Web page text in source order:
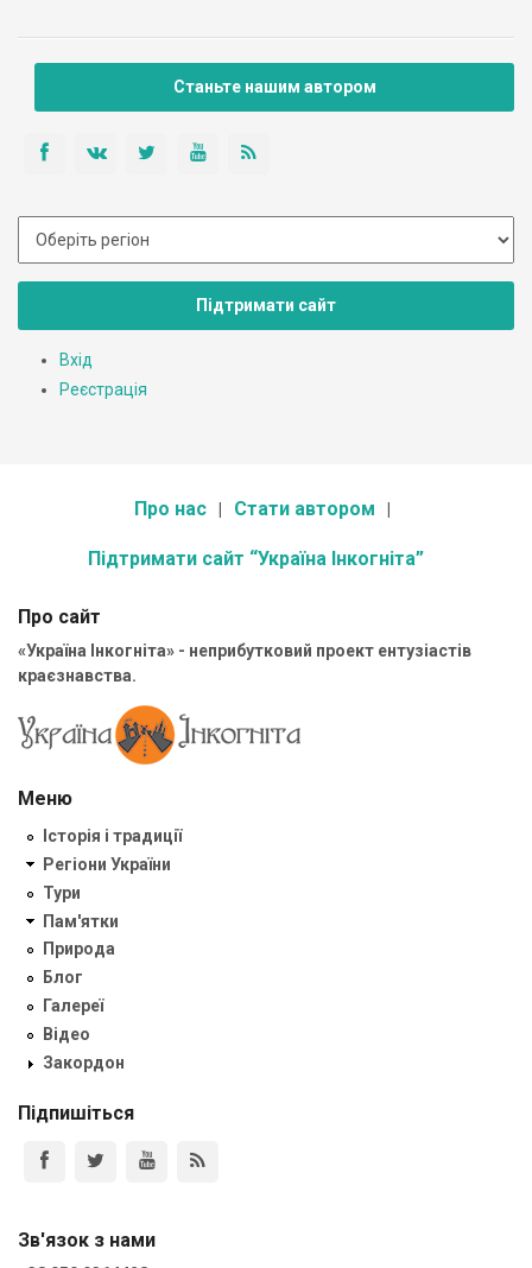
Станьте нашим автором
Підтримати сайт
Вхід
Реєстрація
Про нас Стати автором
Підтримати сайт “Україна Інкогніта”
Про сайт
«Україна Інкогніта» - неприбутковий проект ентузіастів
краєзнавства.
Меню
Історія і традиції
Регіони України
Тури
Пам'ятки
Природа
Блог
Галереї
Відео
Закордон
Підпишіться
Зв'язок з нами